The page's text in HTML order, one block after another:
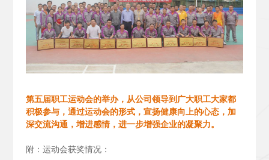
第五届职工运动会的举办，从公司领导到广大职工大家都
积极参与，通过运动会的形式，宣扬健康向上的心态，加
深交流沟通，增进感情，进一步增强企业的凝聚力。
附：运动会获奖情况：